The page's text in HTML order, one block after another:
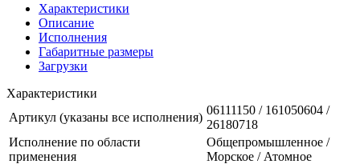
Характеристики
Описание
Исполнения
Габаритные размеры
Загрузки
Характеристики
Артикул (указаны все исполнения)
06111150 / 161050604 /
26180718
Исполнение по области
применения
Общепромышленное /
Морское / Атомное